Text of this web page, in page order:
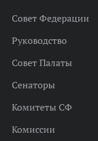
Совет Федерации
Руководство
Совет Палаты
Сенаторы
Комитеты СФ
Комиссии